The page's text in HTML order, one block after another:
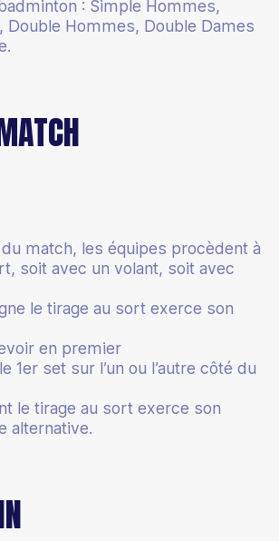
en situation de handicap
de Badminton
: Simple Hommes,
Double Hommes, Double Dames
match, les équipes procèdent à
soit avec un volant, soit avec
le tirage au sort exerce son
en premier
1er set sur l’un ou l’autre côté du
le tirage au sort exerce son
alternative.